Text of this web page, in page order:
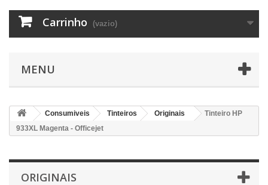
Carrinho (vazio)
MENU
Consumiveis Tinteiros Originais
Tinteiro HP
933XL Magenta - Officejet
ORIGINAIS